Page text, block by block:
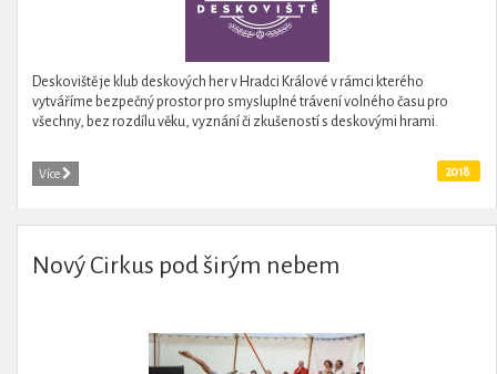
Deskoviště je klub deskových her v Hradci Králové v rámci kterého
vytváříme bezpečný prostor pro smysluplné trávení volného času pro
všechny, bez rozdílu věku, vyznání či zkušeností s deskovými hrami.
Více 2018
Nový Cirkus pod širým nebem